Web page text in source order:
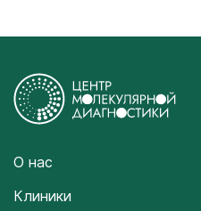
О нас
Клиники